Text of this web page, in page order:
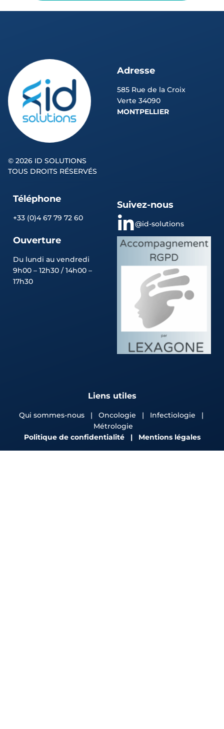
© 2026 ID SOLUTIONS
TOUS DROITS RÉSERVÉS
Adresse
585 Rue de la Croix
Verte 34090
MONTPELLIER
Téléphone
+33 (0)4 67 79 72 60
Ouverture
Du lundi au vendredi
9h00 – 12h30 / 14h00 –
17h30
Suivez-nous
@id-solutions
Liens utiles
Qui sommes-nous| Oncologie | Infectiologie |
Métrologie
Politique de confidentialité| Mentions légales